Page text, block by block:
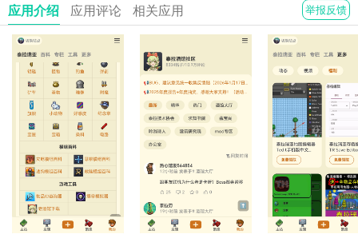
应用介绍 应用评论 相关应用 举报反馈